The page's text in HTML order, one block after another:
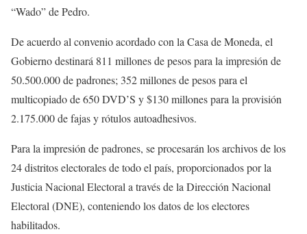
“Wado” de Pedro.
De acuerdo al convenio acordado con la Casa de Moneda, el
Gobierno destinará 811 millones de pesos para la impresión de
50.500.000 de padrones; 352 millones de pesos para el
multicopiado de 650 DVD’S y $130 millones para la provisión
2.175.000 de fajas y rótulos autoadhesivos.
Para la impresión de padrones, se procesarán los archivos de los
24 distritos electorales de todo el país, proporcionados por la
Justicia Nacional Electoral a través de la Dirección Nacional
Electoral (DNE), conteniendo los datos de los electores
habilitados.